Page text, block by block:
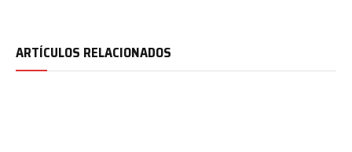
ARTÍCULOS RELACIONADOS